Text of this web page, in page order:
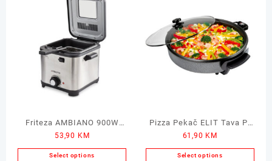
Friteza AMBIANO 900W
1,5L
53,90 KM
Select options
Pizza Pekač ELIT Tava P-
40.9 Ceramic
61,90 KM
Select options